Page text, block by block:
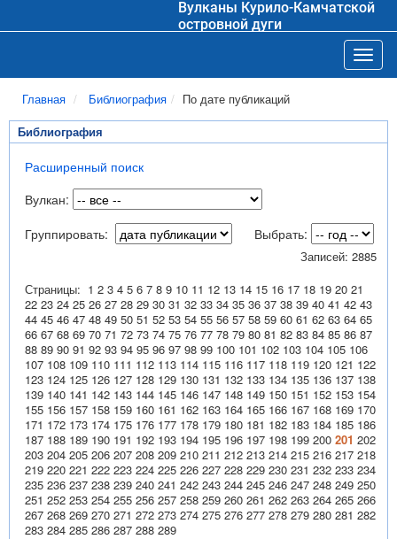
Вулканы Курило-Камчатской
островной дуги
Главная Библиография По дате публикаций
Библиография
Расширенный поиск
Вулкан:
Группировать:
Выбрать:
Записей: 2885
Страницы: 1 2 3 4 5 6 7 8 9 10 11 12 13 14 15 16 17 18 19 20 21
22 23 24 25 26 27 28 29 30 31 32 33 34 35 36 37 38 39 40 41 42 43
44 45 46 47 48 49 50 51 52 53 54 55 56 57 58 59 60 61 62 63 64 65
66 67 68 69 70 71 72 73 74 75 76 77 78 79 80 81 82 83 84 85 86 87
88 89 90 91 92 93 94 95 96 97 98 99 100 101 102 103 104 105 106
107 108 109 110 111 112 113 114 115 116 117 118 119 120 121 122
123 124 125 126 127 128 129 130 131 132 133 134 135 136 137 138
139 140 141 142 143 144 145 146 147 148 149 150 151 152 153 154
155 156 157 158 159 160 161 162 163 164 165 166 167 168 169 170
171 172 173 174 175 176 177 178 179 180 181 182 183 184 185 186
187 188 189 190 191 192 193 194 195 196 197 198 199 200 201 202
203 204 205 206 207 208 209 210 211 212 213 214 215 216 217 218
219 220 221 222 223 224 225 226 227 228 229 230 231 232 233 234
235 236 237 238 239 240 241 242 243 244 245 246 247 248 249 250
251 252 253 254 255 256 257 258 259 260 261 262 263 264 265 266
267 268 269 270 271 272 273 274 275 276 277 278 279 280 281 282
283 284 285 286 287 288 289